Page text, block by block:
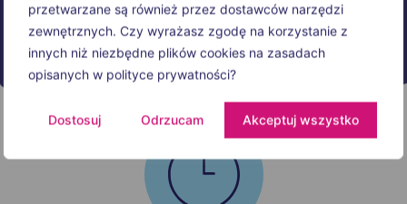
przetwarzane są również przez dostawców narzędzi
zewnętrznych. Czy wyrażasz zgodę na korzystanie z
innych niż niezbędne plików cookies na zasadach
opisanych w polityce prywatności?
Dostosuj Odrzucam Akceptuj wszystko